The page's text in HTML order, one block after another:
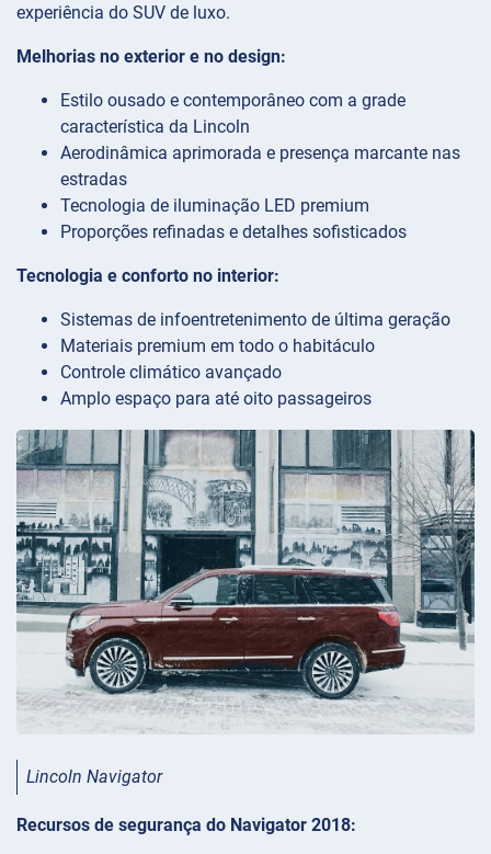
experiência do SUV de luxo.
Melhorias no exterior e no design:
Estilo ousado e contemporâneo com a grade
característica da Lincoln
Aerodinâmica aprimorada e presença marcante nas
estradas
Tecnologia de iluminação LED premium
Proporções refinadas e detalhes sofisticados
Tecnologia e conforto no interior:
Sistemas de infoentretenimento de última geração
Materiais premium em todo o habitáculo
Controle climático avançado
Amplo espaço para até oito passageiros
Lincoln Navigator
Recursos de segurança do Navigator 2018: